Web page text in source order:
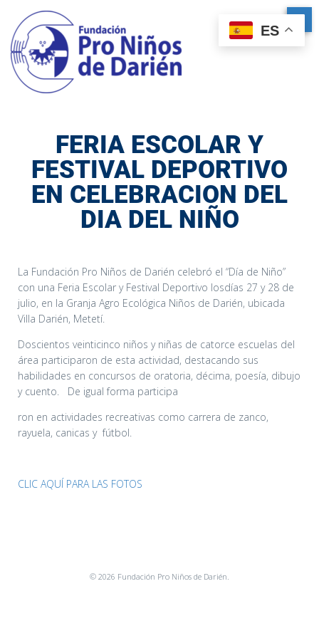
FERIA ESCOLAR Y
FESTIVAL DEPORTIVO
EN CELEBRACION DEL
DIA DEL NIÑO
La Fundación Pro Niños de Darién celebró el “Día de Niño”
con una Feria Escolar y Festival Deportivo losdías 27 y 28 de
julio, en la Granja Agro Ecológica Niños de Darién, ubicada
Villa Darién, Metetí.
Doscientos veinticinco niños y niñas de catorce escuelas del
área participaron de esta actividad, destacando sus
habilidades en concursos de oratoria, décima, poesía, dibujo
y cuento. De igual forma participa
ron en actividades recreativas como carrera de zanco,
rayuela, canicas y fútbol.
CLIC AQUÍ PARA LAS FOTOS
© 2026 Fundación Pro Niños de Darién.
ES